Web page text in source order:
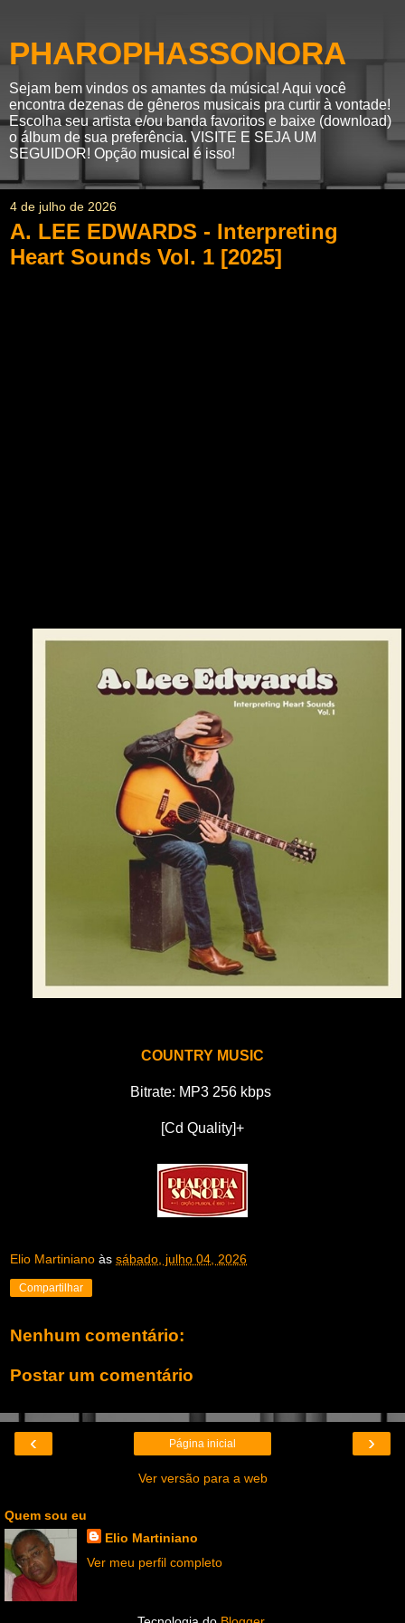
PHAROPHASSONORA
Sejam bem vindos os amantes da música! Aqui você
encontra dezenas de gêneros musicais pra curtir à vontade!
Escolha seu artista e/ou banda favoritos e baixe (download)
o álbum de sua preferência. VISITE E SEJA UM
SEGUIDOR! Opção musical é isso!
4 de julho de 2026
A. LEE EDWARDS - Interpreting
Heart Sounds Vol. 1 [2025]
COUNTRY MUSIC
Bitrate: MP3 256 kbps
[Cd Quality]+
Elio Martiniano às sábado, julho 04, 2026
Compartilhar
Nenhum comentário:
Postar um comentário
‹ ›
Página inicial
Ver versão para a web
Quem sou eu
Elio Martiniano
Ver meu perfil completo